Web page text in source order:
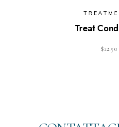
Treat
$12.50